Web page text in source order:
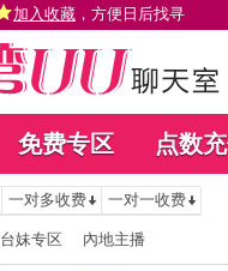
加入收藏 ，方便日后找寻
免费专区 点数
一对多收费 一对一收费
台妹专区 內地主播